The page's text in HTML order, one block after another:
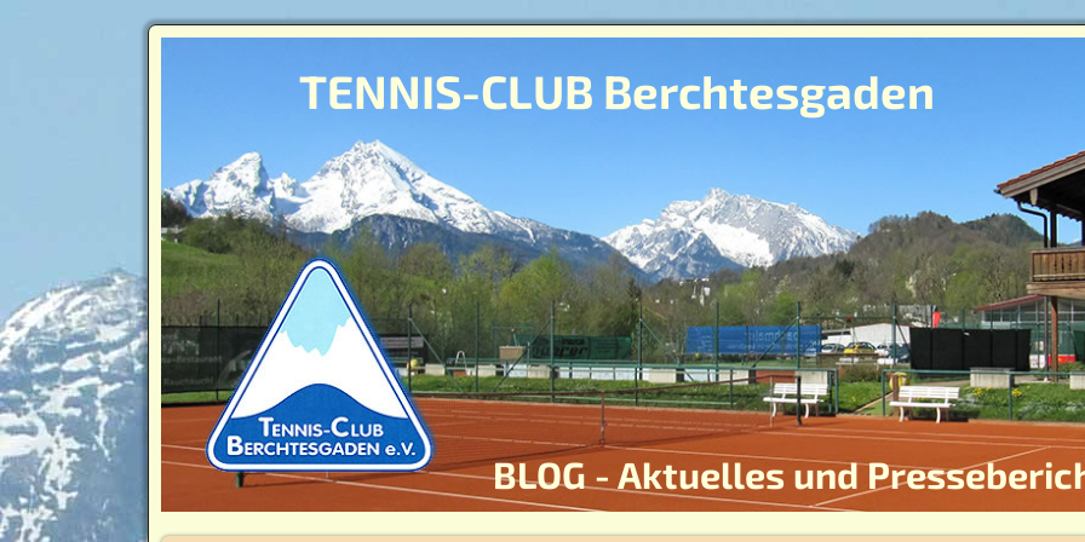
TENNIS-CLUB Berchtesgaden
BLOG - Aktuelles und